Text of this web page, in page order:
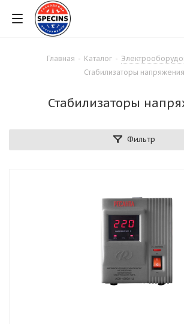
Главная - Каталог -
Стабилизаторы напряжения
Стабилизаторы
Фильтр